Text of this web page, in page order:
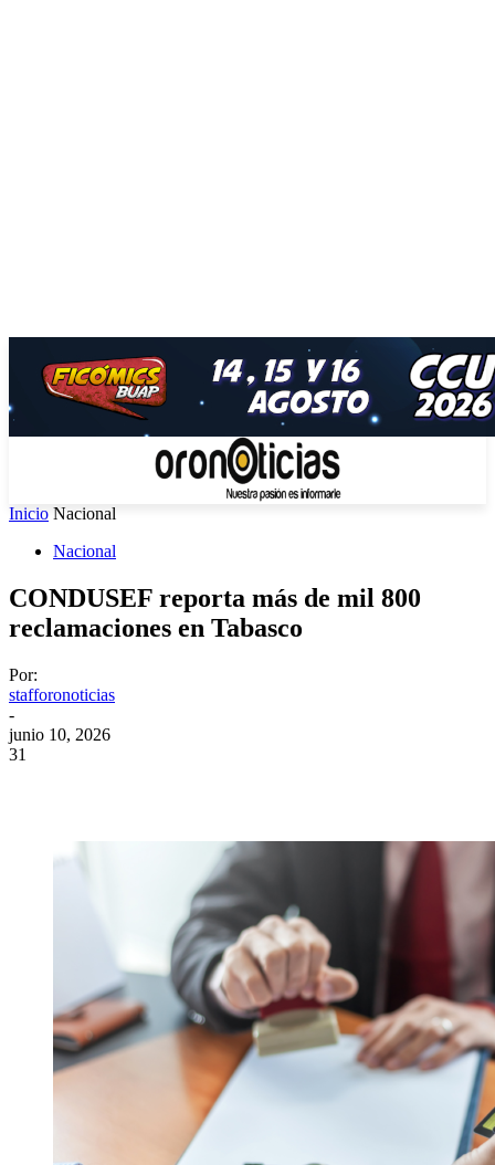
Inicio Nacional
Nacional
CONDUSEF reporta más de mil 800
reclamaciones en Tabasco
Por:
stafforonoticias
-
junio 10, 2026
31